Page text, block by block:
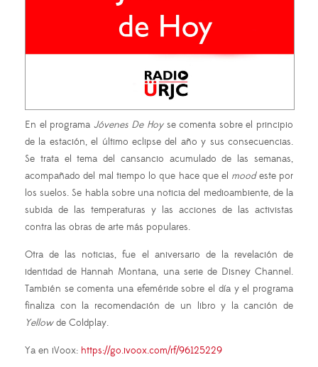
En el programa Jóvenes De Hoyse comenta sobre el principio
de la estación, el último eclipse del año y sus consecuencias.
Se trata el tema del cansancio acumulado de las semanas,
acompañado del mal tiempo lo que hace que el moodeste por
los suelos. Se habla sobre una noticia del medioambiente, de la
subida de las temperaturas y las acciones de las activistas
contra las obras de arte más populares.
Otra de las noticias, fue el aniversario de la revelación de
identidad de Hannah Montana, una serie de Disney Channel.
También se comenta una efeméride sobre el día y el programa
finaliza con la recomendación de un libro y la canción de
Yellowde Coldplay.
Ya en iVoox: https://go.ivoox.com/rf/96125229